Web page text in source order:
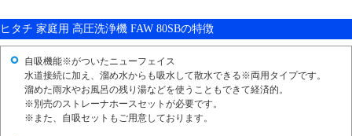
ヒタチ 家庭用 高圧洗浄機 FAW 80SBの特徴
自吸機能※がついたニューフェイス
水道接続に加え、溜め水からも吸水して散水できる※両用タイプです。
溜めた雨水やお風呂の残り湯などを使うこともできて経済的。
※別売のストレーナホースセットが必要です。
※また、自吸セットもご用意しております。